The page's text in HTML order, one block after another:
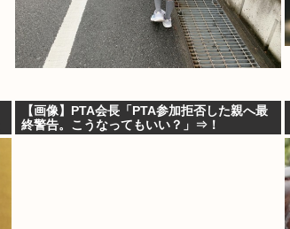
【画像】PTA会長「PTA参加拒否した親へ最
終警告。こうなってもいい？」⇒！